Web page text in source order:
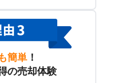
簡単 ！
の売却体験